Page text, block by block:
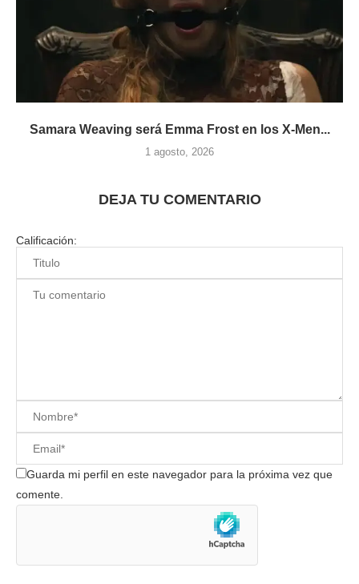
Samara Weaving será Emma Frost en los X-Men...
1 agosto, 2026
DEJA TU COMENTARIO
Calificación:
Guarda mi perfil en este navegador para la próxima vez que
comente.